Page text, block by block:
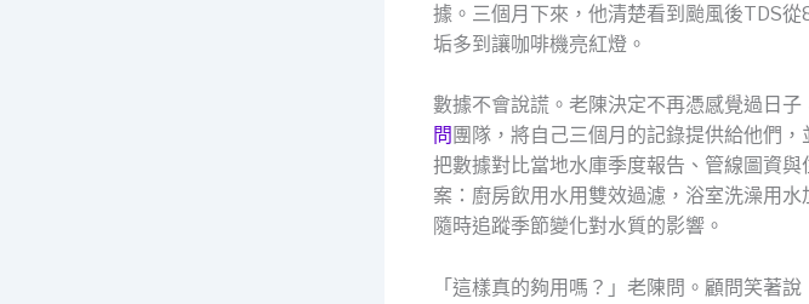
據。三個月下來，他清楚看到颱風後TDS
垢多到讓咖啡機亮紅燈。
數據不會說謊。老陳決定不再憑感覺過日子
問 團隊，將自己三個月的記錄提供給他們
把數據對比當地水庫季度報告、管線圖資
案：廚房飲用水用雙效過濾，浴室洗澡用
隨時追蹤季節變化對水質的影響。
「這樣真的夠用嗎？」老陳問。顧問笑著